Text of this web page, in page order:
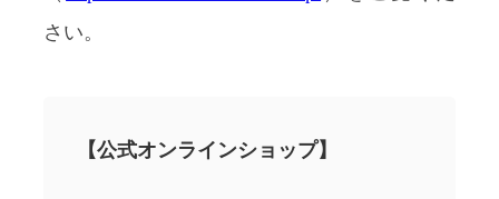
さい。
【公式オンラインショップ】